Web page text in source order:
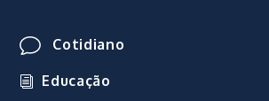
Cotidiano
Educação